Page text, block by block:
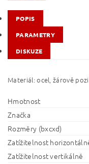
POPIS
PARAMETRY
DISKUZE
Materiál: ocel, žárově
Hmotnost
Značka
Rozměry (bxcxd)
Zatížitelnost
Zatížitelnost vertikálně